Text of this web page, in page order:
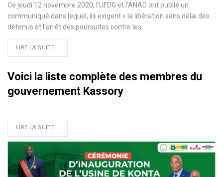
Ce jeudi 12 novembre 2020, l’UFDG et l’ANAD ont publié un
communiqué dans lequel, ils exigent « la libération sans délai des
détenus et l’arrêt des poursuites contre les
LIRE LA SUITE...
Voici la liste complète des membres du
gouvernement Kassory
LIRE LA SUITE...